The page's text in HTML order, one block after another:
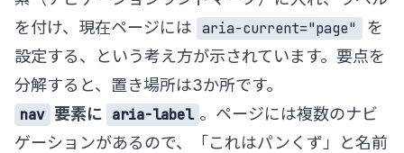
を付け、現在ページには aria-current="page"
を
設定する、という考え方が示されています。要点を
分解すると、置き場所は3か所です。
nav 要素に aria-label 。ページには複数のナビ
ゲーションがあるので、「これはパンくず」と名前